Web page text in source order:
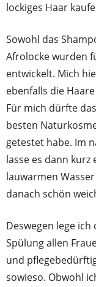
lockiges Haar
Sowohl das
Afrolocke wurden
entwickelt. Mich
ebenfalls die
Für mich dürfte
besten
getestet habe. Im
lasse es dann
lauwarmen
danach schön
Deswegen lege
Spülung allen
und
sowieso. Obwohl